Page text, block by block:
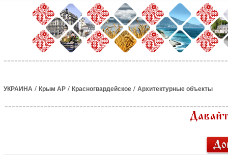
УКРАИНА / Крым АР / Красногвардейское / Архитектурные объекты